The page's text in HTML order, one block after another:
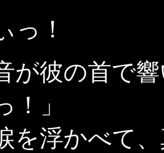
！
が彼の首で
！」
を浮かべて